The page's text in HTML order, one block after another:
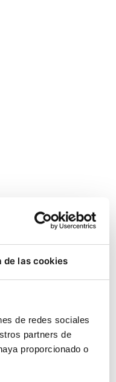
de las cookies
de redes sociales
partners de
proporcionado o